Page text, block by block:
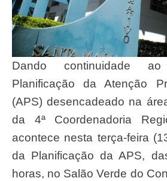
Dando continuidade ao processo de
Planificação da Atenção
(APS) desencadeado na
da 4ª Coordenadoria
acontece nesta terça-feira
da Planificação da APS,
horas, no Salão Verde do